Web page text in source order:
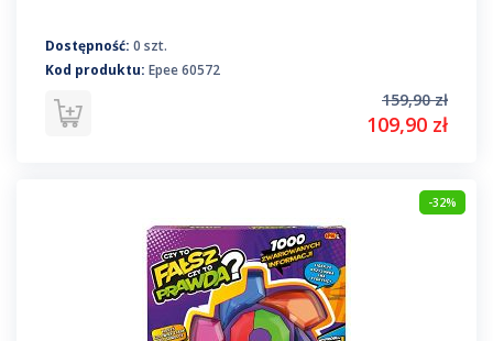
Dostępność: 0 szt.
Kod produktu: Epee 60572
159,90 zł
109,90 zł
-32%